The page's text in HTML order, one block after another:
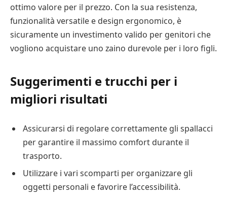
ottimo valore per il prezzo. Con la sua resistenza,
funzionalità versatile e design ergonomico, è
sicuramente un investimento valido per genitori che
vogliono acquistare uno zaino durevole per i loro figli.
Suggerimenti e trucchi per i
migliori risultati
Assicurarsi di regolare correttamente gli spallacci
per garantire il massimo comfort durante il
trasporto.
Utilizzare i vari scomparti per organizzare gli
oggetti personali e favorire l’accessibilità.